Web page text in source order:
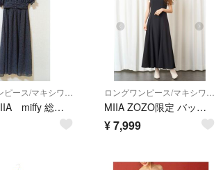
新品 MIIA miffy 総柄フレアワンピース MIIA ZOZO限定 バックレースアップ キャミワンピース ロング Aライン
¥7,999